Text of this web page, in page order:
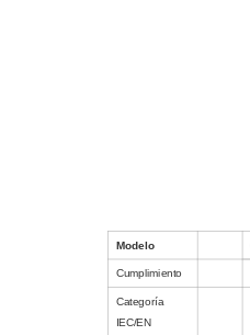
Modelo
Cumplimiento
Categoría
IEC/EN